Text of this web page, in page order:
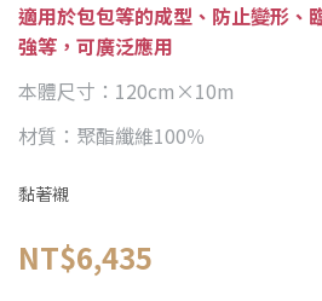
適用於包包等的成型、防止變形、
強等，可廣泛應用
本體尺寸：120cm×10m
材質：聚酯纖維100％
黏著襯
NT$6,435